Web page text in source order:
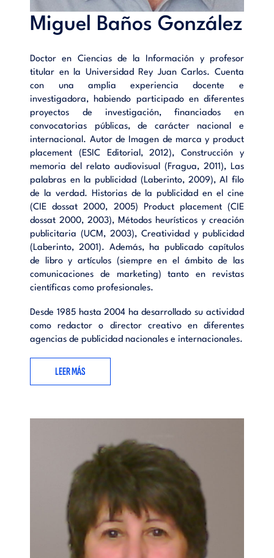
Miguel Baños González
Doctor en Ciencias de la Información y profesor
titular en la Universidad Rey Juan Carlos. Cuenta
con una amplia experiencia docente e
investigadora, habiendo participado en diferentes
proyectos de investigación, financiados en
convocatorias públicas, de carácter nacional e
internacional. Autor de Imagen de marca y product
placement (ESIC Editorial, 2012), Construcción y
memoria del relato audiovisual (Fragua, 2011), Las
palabras en la publicidad (Laberinto, 2009), Al filo
de la verdad. Historias de la publicidad en el cine
(CIE dossat 2000, 2005) Product placement (CIE
dossat 2000, 2003), Métodos heurísticos y creación
publicitaria (UCM, 2003), Creatividad y publicidad
(Laberinto, 2001). Además, ha publicado capítulos
de libro y artículos (siempre en el ámbito de las
comunicaciones de marketing) tanto en revistas
científicas como profesionales.
Desde 1985 hasta 2004 ha desarrollado su actividad
como redactor o director creativo en diferentes
agencias de publicidad nacionales e internacionales.
LEER MÁS